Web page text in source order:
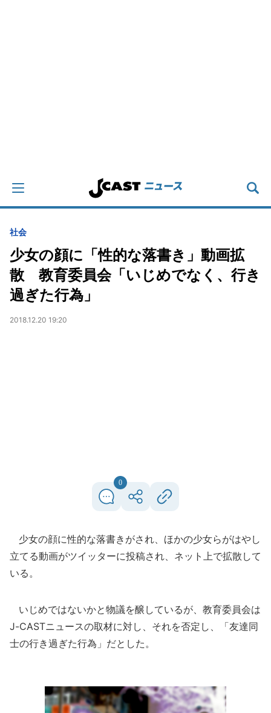
社会
少女の顔に「性的な落書き」動画拡
散 教育委員会「いじめでなく、行き
過ぎた行為」
2018.12.20 19:20
0
少女の顔に性的な落書きがされ、ほかの少女らがはやし
立てる動画がツイッターに投稿され、ネット上で拡散して
いる。
いじめではないかと物議を醸しているが、教育委員会は
J-CASTニュースの取材に対し、それを否定し、「友達同
士の行き過ぎた行為」だとした。